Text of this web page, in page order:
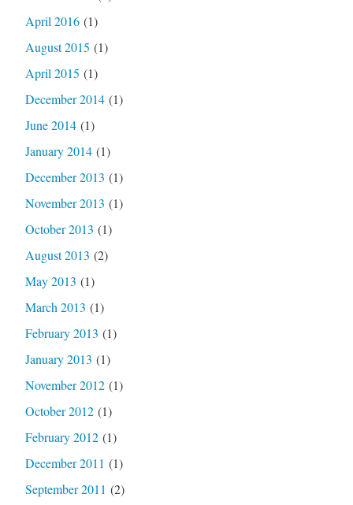
April 2016(1)
August 2015 (1)
April 2015 (1)
December 2014(1)
June 2014(1)
January 2014(1)
December 2013 (1)
November 2013 (1)
October 2013 (1)
August 2013 (2)
May 2013 (1)
March 2013 (1)
February 2013 (1)
January 2013 (1)
November 2012(1)
October 2012(1)
February 2012(1)
December 2011 (1)
September 2011 (2)